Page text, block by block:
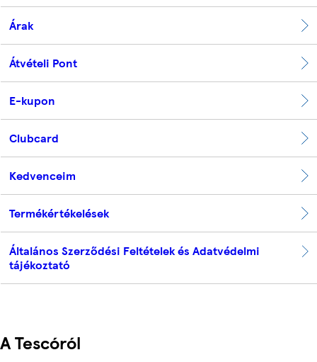
Árak
Átvételi Pont
E-kupon
Clubcard
Kedvenceim
Termékértékelések
Általános Szerződési Feltételek és Adatvédelmi
tájékoztató
A Tescóról